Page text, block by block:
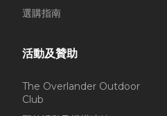
選購指南
活動及贊助
The Overlander Outdoor
Club